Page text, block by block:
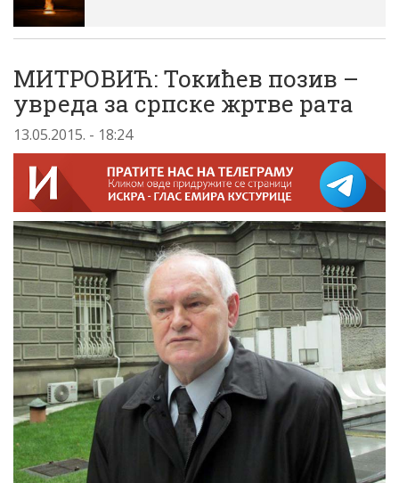
МИТРОВИЋ: Токићев позив –
увреда за српске жртве рата
13.05.2015. - 18:24